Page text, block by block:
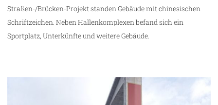
Straßen-/Brücken-Projekt standen Gebäude mit chinesischen
Schriftzeichen. Neben Hallenkomplexen befand sich ein
Sportplatz, Unterkünfte und weitere Gebäude.